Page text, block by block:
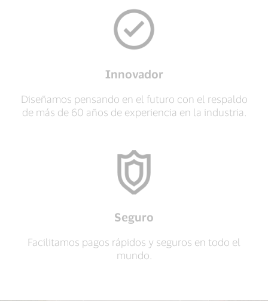
Innovador
Diseñamos pensando en el futuro con el respaldo
de más de 60 años de experiencia en la industria.
Seguro
Facilitamos pagos rápidos y seguros en todo el
mundo.